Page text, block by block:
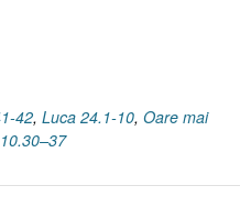
42, Luca 24.1-10, Oare mai